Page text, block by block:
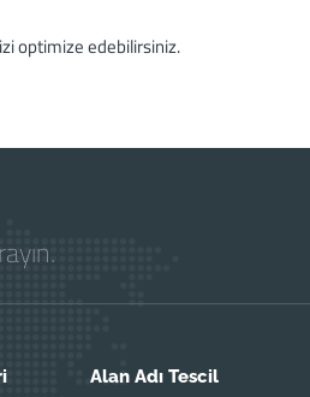
optimize edebilirsiniz.
Alan Adı Tescil